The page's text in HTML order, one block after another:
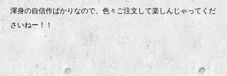
渾身の自信作ばかりなので、色々ご注文して楽しんじゃってくだ
さいねー！！